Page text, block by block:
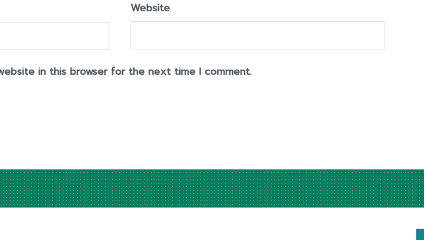
Website
in this browser for the next time I comment.